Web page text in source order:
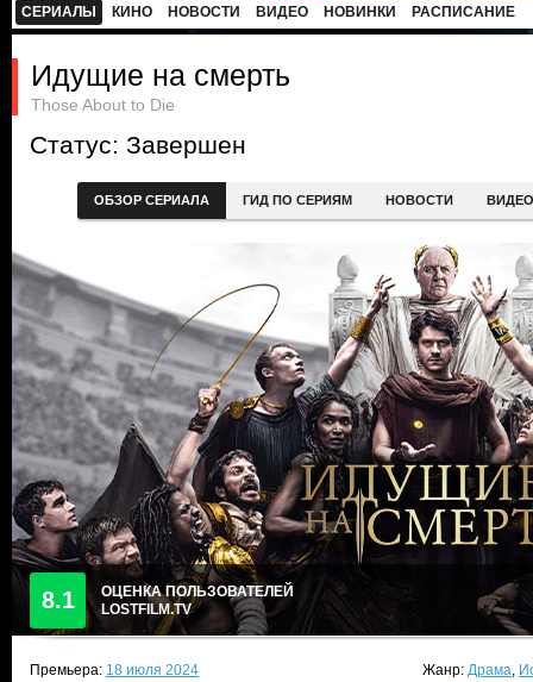
СЕРИАЛЫ КИНО НОВОСТИ ВИДЕО НОВИНКИ РАСПИСАНИЕ
Идущие на смерть
Those About to Die
Статус: Завершен
ОБЗОР СЕРИАЛА ГИД ПО СЕРИЯМ НОВОСТИ ВИДЕО
8.1
ОЦЕНКА ПОЛЬЗОВАТЕЛЕЙ
LOSTFILM.TV
Премьера: 18 июля 2024
Жанр: Драма,